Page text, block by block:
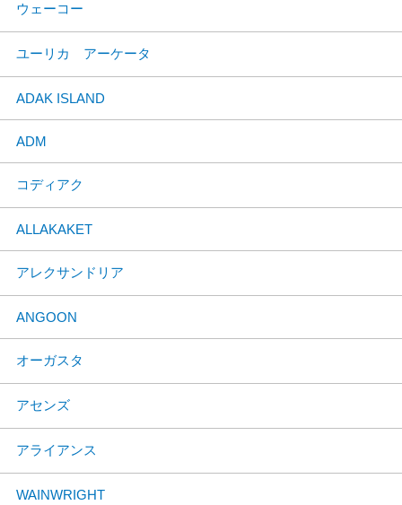
ウェーコー
ユーリカ アーケータ
ADAK ISLAND
ADM
コディアク
ALLAKAKET
アレクサンドリア
ANGOON
オーガスタ
アセンズ
アライアンス
WAINWRIGHT